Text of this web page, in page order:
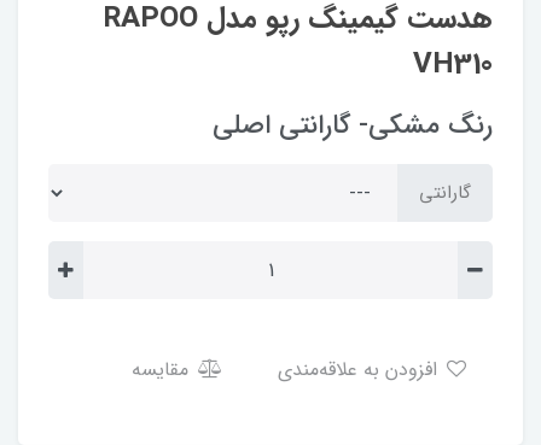
هدست گیمینگ رپو مدل RAPOO
VH310
رنگ مشکی- گارانتی اصلی
گارانتی
مقایسه